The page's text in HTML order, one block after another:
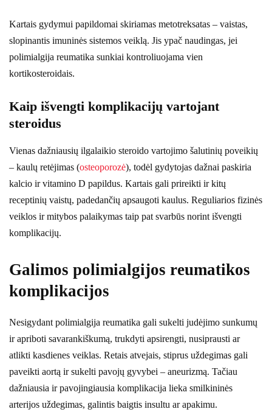
Kartais gydymui papildomai skiriamas metotreksatas – vaistas,
slopinantis imuninės sistemos veiklą. Jis ypač naudingas, jei
polimialgija reumatika sunkiai kontroliuojama vien
kortikosteroidais.
Kaip išvengti komplikacijų vartojant
steroidus
Vienas dažniausių ilgalaikio steroido vartojimo šalutinių poveikių
– kaulų retėjimas (osteoporozė), todėl gydytojas dažnai paskiria
kalcio ir vitamino D papildus. Kartais gali prireikti ir kitų
receptinių vaistų, padedančių apsaugoti kaulus. Reguliarios fizinės
veiklos ir mitybos palaikymas taip pat svarbūs norint išvengti
komplikacijų.
Galimos polimialgijos reumatikos
komplikacijos
Nesigydant polimialgija reumatika gali sukelti judėjimo sunkumų
ir apriboti savarankiškumą, trukdyti apsirengti, nusiprausti ar
atlikti kasdienes veiklas. Retais atvejais, stiprus uždegimas gali
paveikti aortą ir sukelti pavojų gyvybei – aneurizmą. Tačiau
dažniausia ir pavojingiausia komplikacija lieka smilkininės
arterijos uždegimas, galintis baigtis insultu ar apakimu.